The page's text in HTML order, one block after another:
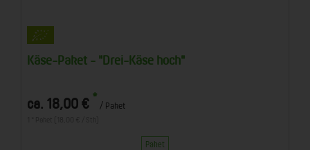
Käse-Paket - "Drei-Käse hoch"
ca. 18,00 € * / Paket
Paket